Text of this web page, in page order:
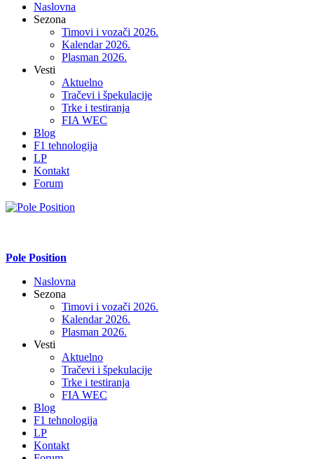
Naslovna
Sezona
Timovi i vozači 2026.
Kalendar 2026.
Plasman 2026.
Vesti
Aktuelno
Tračevi i špekulacije
Trke i testiranja
FIA WEC
Blog
F1 tehnologija
LP
Kontakt
Forum
Pole Position
Naslovna
Sezona
Timovi i vozači 2026.
Kalendar 2026.
Plasman 2026.
Vesti
Aktuelno
Tračevi i špekulacije
Trke i testiranja
FIA WEC
Blog
F1 tehnologija
LP
Kontakt